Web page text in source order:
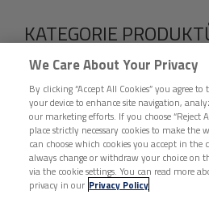
KATEGORIE
VÝPRODEJ
Folie a přířezy
Etikety
Jednorázové nádobí a catering
Hygiena a úklid
Ochranné pomůcky
Tašky, pytle a sáčky
Vybavení provozoven
We Care About Your Privacy
By clicking “Accept All Cookies” you agree
your device to enhance site navigation,
our marketing efforts. If you choose “Reject
place strictly necessary cookies to make the
can choose which cookies you accept in the
always change or withdraw your choice on
via the cookie settings. You can read more
privacy in our Privacy Policy